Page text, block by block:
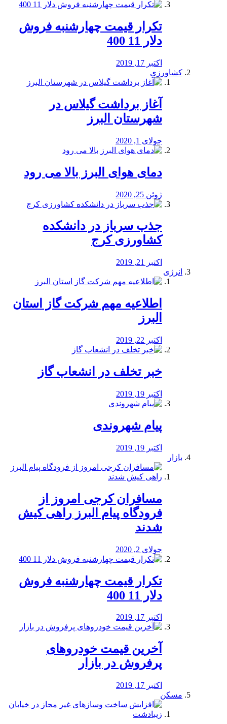
تکرار قیمت چهارشنبه فروش
دلار 11 400
اکتبر 17, 2019
کشاورزی
آغاز برداشت گیلاس در
شهرستان البرز
جولای 1, 2020
دمای هوای البرز بالا می رود
ژوئن 25, 2020
جذب سرباز در دانشکده
کشاورزی کرج
اکتبر 21, 2019
انرژی
️اطلاعیه مهم شرکت گاز استان
البرز
اکتبر 22, 2019
خبر تخلف در انشعاب گاز
اکتبر 19, 2019
پیام شهروندی
اکتبر 19, 2019
بازار
مسافران کرجی امروز از
فرودگاه پیام البرز راهی کیش
شدند
جولای 2, 2020
تکرار قیمت چهارشنبه فروش
دلار 11 400
اکتبر 17, 2019
آخرین قیمت خودرو‌های
پرفروش در بازار
اکتبر 17, 2019
مسکن